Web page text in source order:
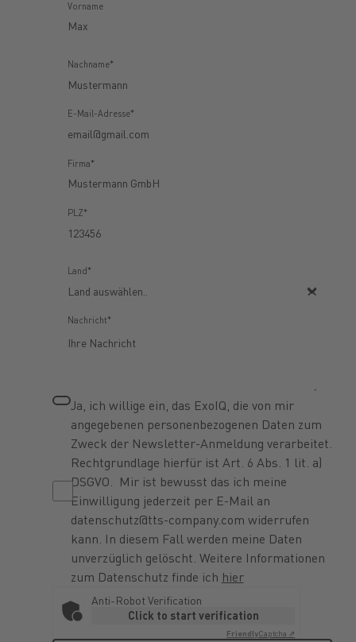
Vorname
Nachname*
E-Mail-Adresse*
Firma*
PLZ*
Land*
Nachricht*
Ja, ich willige ein, das ExoIQ, die von mir
angegebenen personenbezogenen Daten zum
Zweck der Newsletter-Anmeldung verarbeitet.
Rechtgrundlage hierfür ist Art. 6 Abs. 1 lit. a)
DSGVO. Mir ist bewusst das ich meine
Einwilligung jederzeit per E-Mail an
datenschutz@tts-company.com widerrufen
kann. In diesem Fall werden meine Daten
unverzüglich gelöscht. Weitere Informationen
zum Datenschutz finde ich hier
Anti-Robot Verification
Click to start verification
FriendlyCaptcha ⇗